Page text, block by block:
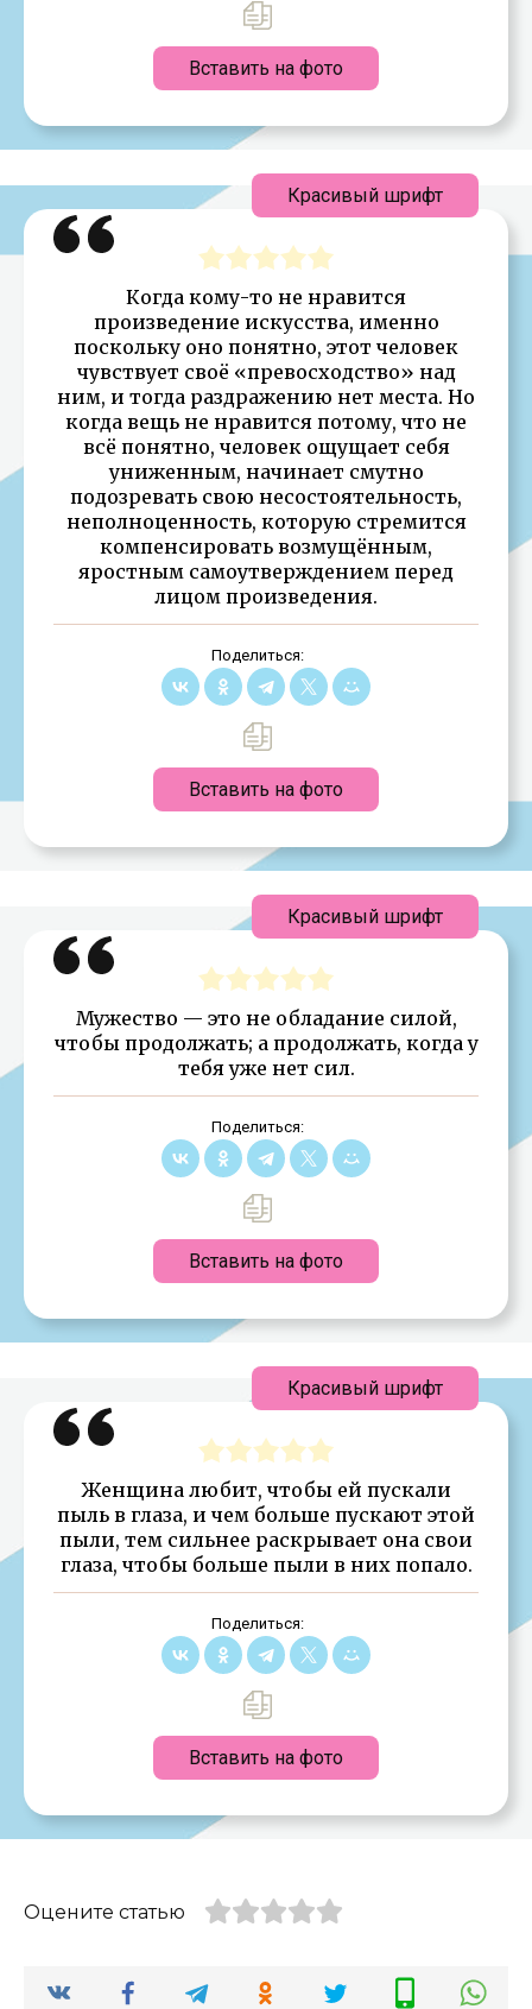
Вставить на фото
Когда кому-то не нравится
произведение искусства, именно
поскольку оно понятно, этот человек
чувствует своё «превосходство» над
ним, и тогда раздражению нет места. Но
когда вещь не нравится потому, что не
всё понятно, человек ощущает себя
униженным, начинает смутно
подозревать свою несостоятельность,
неполноценность, которую стремится
компенсировать возмущённым,
яростным самоутверждением перед
лицом произведения.
Поделиться:
Вставить на фото
Красивый шрифт
Мужество — это не обладание силой,
чтобы продолжать; а продолжать, когда у
тебя уже нет сил.
Поделиться:
Вставить на фото
Красивый шрифт
Женщина любит, чтобы ей пускали
пыль в глаза, и чем больше пускают этой
пыли, тем сильнее раскрывает она свои
глаза, чтобы больше пыли в них попало.
Поделиться:
Вставить на фото
Красивый шрифт
Оцените статью